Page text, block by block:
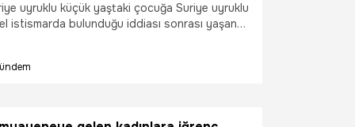
uyruklu küçük yaştaki çocuğa Suriye uyruklu
istismarda bulunduğu iddiası sonrası yaşanan
emniyetteki işlemlerin ardından devlet
uyruklu çocuğa cinsel istismarda